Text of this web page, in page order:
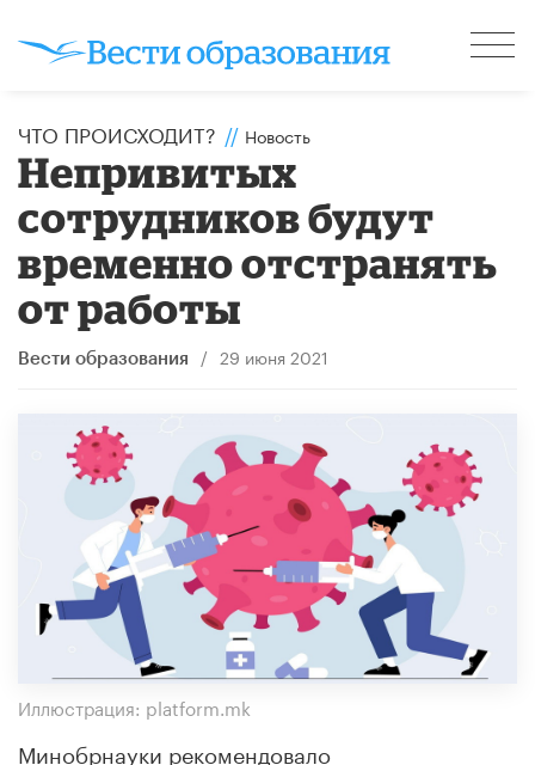
ЧТО ПРОИСХОДИТ? // Новость
Непривитых
сотрудников будут
временно отстранять
от работы
Вести образования / 29 июня 2021
Иллюстрация: platform.mk
Минобрнауки рекомендовало